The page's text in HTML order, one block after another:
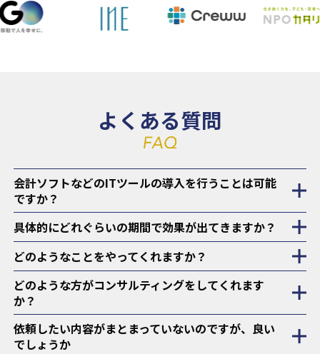
よくある質問
会計ソフトなどのITツールの導入を行うことは可能
ですか？
具体的にどれぐらいの期間で効果が出てきますか？
どのようなことをやってくれますか？
どのような方がコンサルティングをしてくれます
か？
依頼したい内容がまとまっていないのですが、良い
でしょうか